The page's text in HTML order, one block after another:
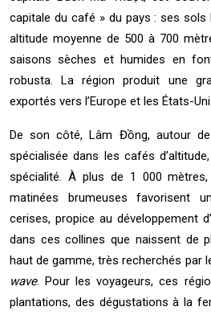
capitale du café » du pays : ses
altitude moyenne de 500 à 700
saisons sèches et humides en
robusta. La région produit une
exportés vers l’Europe et les États-
De son côté, Lâm Đồng, autour
spécialisée dans les cafés
spécialité. À plus de 1 000
matinées brumeuses favorisent
cerises, propice au développement
dans ces collines que naissent de
haut de gamme, très recherchés par
wave. Pour les voyageurs, ces
plantations, des dégustations à la